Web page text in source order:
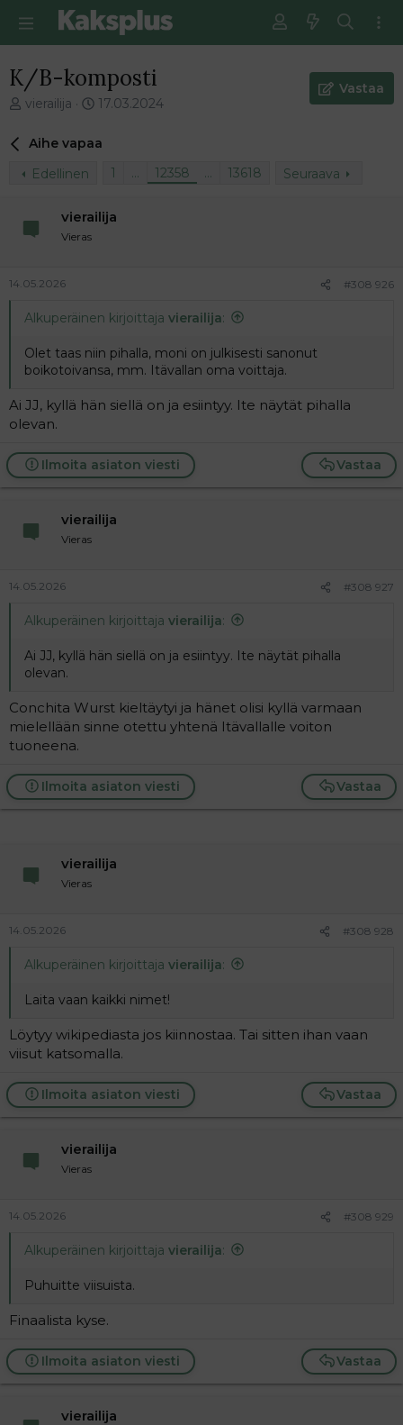
K/B-komposti
V
e
t
e
t
n
l
i
t
a
j
vierailija
E
s
i
e
t
i
17.03.2024
Vastaa
Aihe vapaa
Edellinen
1 … 12358 … 13618 Seuraava
vierailija
Vieras
14.05.2026 #308 926
Alkuperäinen kirjoittaja vierailija:
Olet taas niin pihalla, moni on julkisesti sanonut
boikotoivansa, mm. Itävallan oma voittaja.
Ai JJ, kyllä hän siellä on ja esiintyy. Ite näytät pihalla
olevan.
Vastaa
Ilmoita asiaton viesti
vierailija
Vieras
14.05.2026 #308 927
Alkuperäinen kirjoittaja vierailija:
Ai JJ, kyllä hän siellä on ja esiintyy. Ite näytät pihalla
olevan.
Conchita Wurst kieltäytyi ja hänet olisi kyllä varmaan
mielellään sinne otettu yhtenä Itävallalle voiton
tuoneena.
Vastaa
Ilmoita asiaton viesti
vierailija
Vieras
14.05.2026 #308 928
Alkuperäinen kirjoittaja vierailija:
Laita vaan kaikki nimet!
Löytyy wikipediasta jos kiinnostaa. Tai sitten ihan vaan
viisut katsomalla.
Vastaa
Ilmoita asiaton viesti
vierailija
Vieras
14.05.2026 #308 929
Alkuperäinen kirjoittaja vierailija:
Puhuitte viisuista.
Finaalista kyse.
Vastaa
Ilmoita asiaton viesti
vierailija